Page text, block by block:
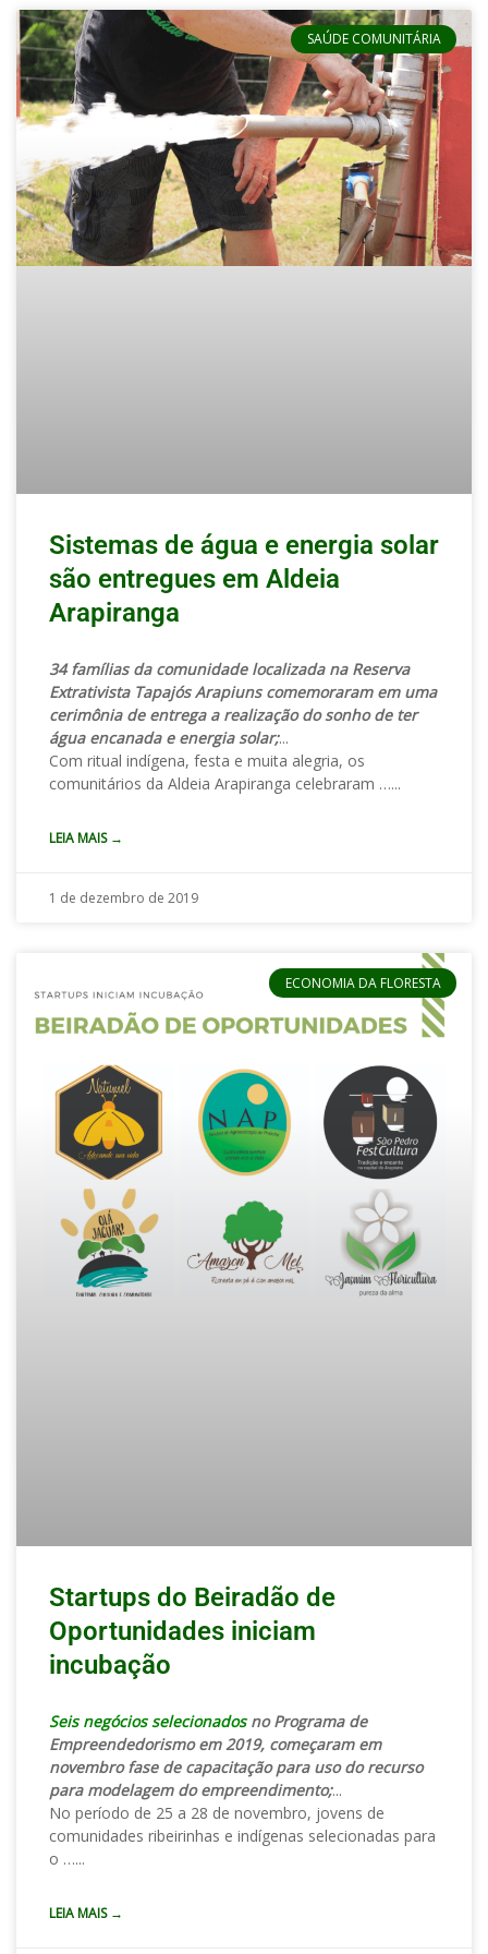
SAÚDE COMUNITÁRIA
Sistemas de água e energia solar
são entregues em Aldeia
Arapiranga
34 famílias da comunidade localizada na Reserva
Extrativista Tapajós Arapiuns comemoraram em uma
cerimônia de entrega a realização do sonho de ter
água encanada e energia solar;
Com ritual indígena, festa e muita alegria, os
comunitários da Aldeia Arapiranga celebraram …
LEIA MAIS →
1 de dezembro de 2019
ECONOMIA DA FLORESTA
Startups do Beiradão de
Oportunidades iniciam
incubação
Seis negócios selecionadosno Programa de
Empreendedorismo em 2019, começaram em
novembro fase de capacitação para uso do recurso
para modelagem do empreendimento;
No período de 25 a 28 de novembro, jovens de
comunidades ribeirinhas e indígenas selecionadas para
o …
LEIA MAIS →